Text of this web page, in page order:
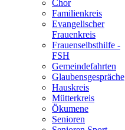
Chor
Familienkreis
Evangelischer
Frauenkreis
Frauenselbsthilfe -
FSH
Gemeindefahrten
Glaubensgespräche
Hauskreis
Mütterkreis
Ökumene
Senioren